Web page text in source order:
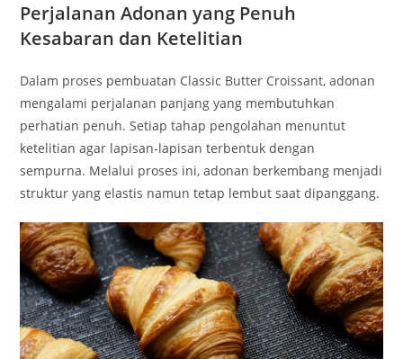
Perjalanan Adonan yang Penuh
Kesabaran dan Ketelitian
Dalam proses pembuatan Classic Butter Croissant, adonan
mengalami perjalanan panjang yang membutuhkan
perhatian penuh. Setiap tahap pengolahan menuntut
ketelitian agar lapisan-lapisan terbentuk dengan
sempurna. Melalui proses ini, adonan berkembang menjadi
struktur yang elastis namun tetap lembut saat dipanggang.